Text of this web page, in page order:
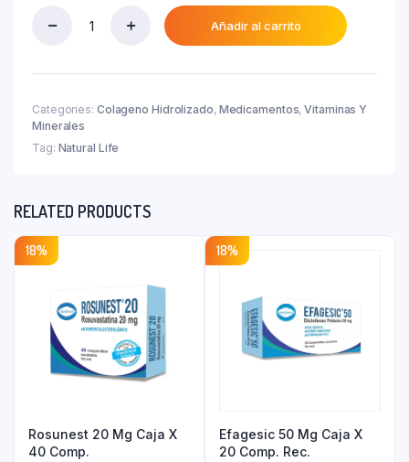
₲ 164.700.
es:
₲ 140.000.
+
C
90
Añadir al carrito
Categories: Colageno Hidrolizado, Medicamentos,Vitaminas Y
Minerales
Tag: Natural Life
RELATED PRODUCTS
18%
Rosunest 20 Mg Caja X
40 Comp.
18%
Efagesic 50 Mg Caja X
20 Comp. Rec.